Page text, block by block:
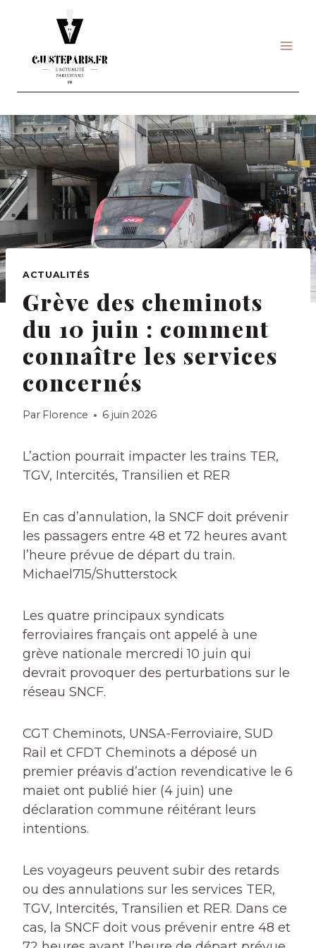
ACTUALITÉS
Grève des cheminots
du 10 juin : comment
connaître les services
concernés
Par Florence 6 juin 2026
L’action pourrait impacter les trains TER,
TGV, Intercités, Transilien et RER
En cas d’annulation, la SNCF doit prévenir
les passagers entre 48 et 72 heures avant
l’heure prévue de départ du train.
Michael715/Shutterstock
Les quatre principaux syndicats
ferroviaires français ont appelé à une
grève nationale mercredi 10 juin qui
devrait provoquer des perturbations sur le
réseau SNCF.
CGT Cheminots, UNSA-Ferroviaire, SUD
Rail et CFDT Cheminots a déposé un
premier préavis d’action revendicative le 6
maiet ont publié hier (4 juin) une
déclaration commune réitérant leurs
intentions.
Les voyageurs peuvent subir des retards
ou des annulations sur les services TER,
TGV, Intercités, Transilien et RER. Dans ce
cas, la SNCF doit vous prévenir entre 48 et